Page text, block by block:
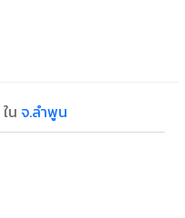
ใน จ.ลำพูน